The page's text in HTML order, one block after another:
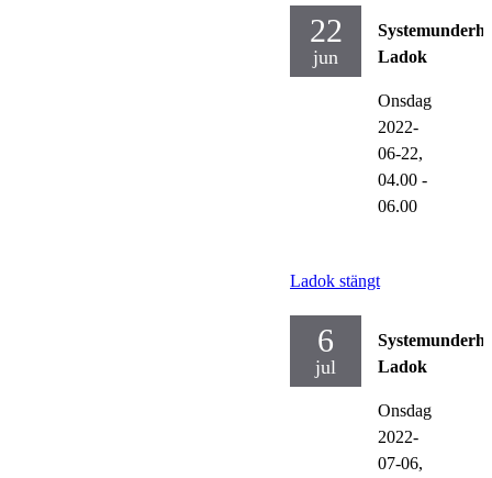
22
jun
Ladok
Onsdag
2022-
06-22,
04.00 -
06.00
Ladok stängt
6
jul
Ladok
Onsdag
2022-
07-06,